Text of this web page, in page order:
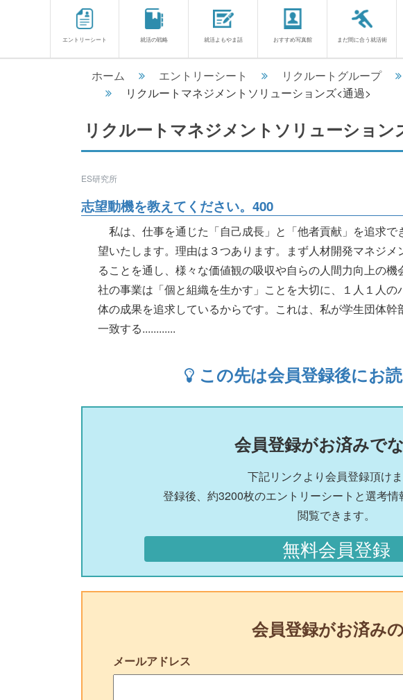
エントリーシート 就活の戦略 就活よもやま話 おすすめ写真館 まだ間に合う就活術
ホーム エントリーシート リクルートグループ
リクルートマネジメントソリューションズ<通過>
リクルートマネジメントソリューション
ES研究所
志望動機を教えてください。400
私は、仕事を通じた「自己成長」と「他者貢献」を追求で
望いたします。理由は３つあります。まず人材開発マネジ
ることを通し、様々な価値観の吸収や自らの人間力向上の
社の事業は「個と組織を生かす」ことを大切に、１人１人
体の成果を追求しているからです。これは、私が学生団体幹
一致する............
この先は会員登録後にお
会員登録がお済みで
下記リンクより会員登録頂けま
登録後、約3200枚のエントリーシートと選考
閲覧できます。
無料会員登録
会員登録がお済み
メールアドレス